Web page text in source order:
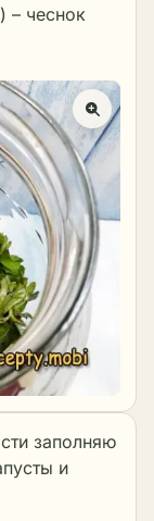
– чеснок
заполняю
и